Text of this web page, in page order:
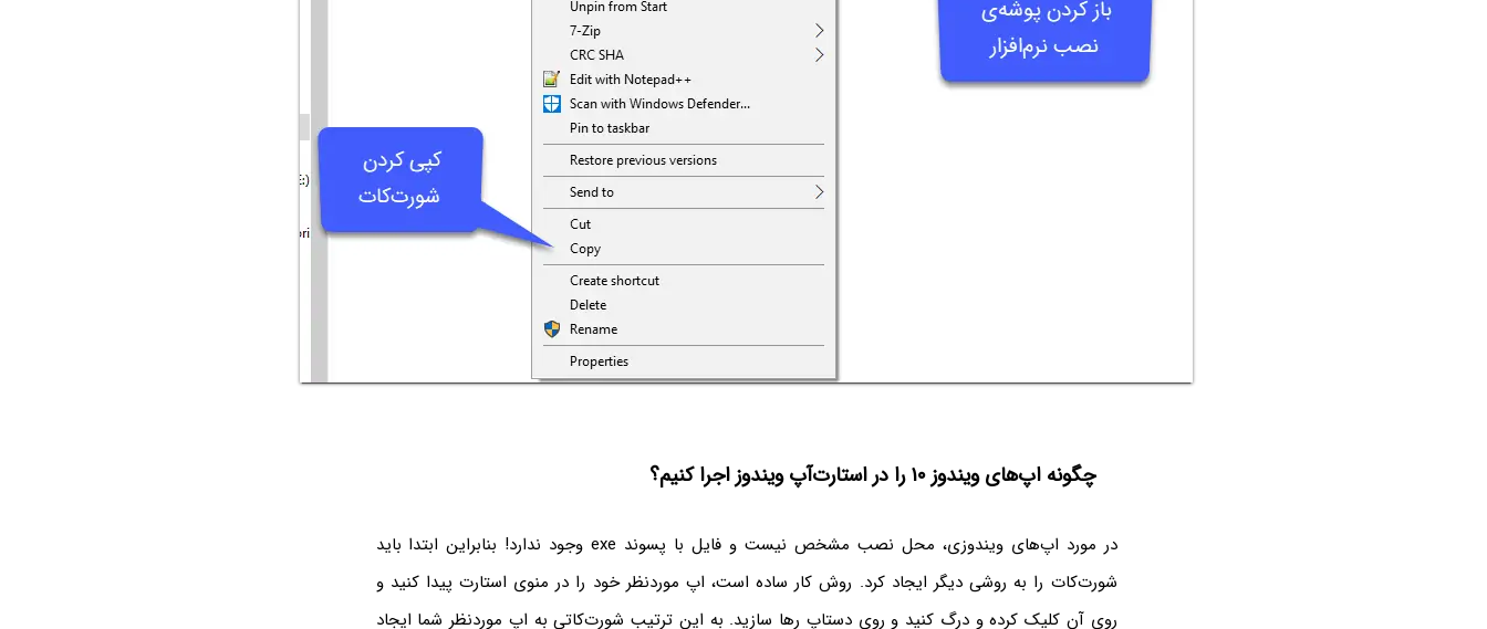
چگونه اپ‌های ویندوز ۱۰ را در استارت‌آپ ویندوز اجرا کنیم؟
در مورد اپ‌های ویندوزی، محل نصب مشخص نیست و فایل با پسوند exe وجود ندارد! بنابراین ابتدا باید
شورت‌کات را به روشی دیگر ایجاد کرد. روش کار ساده است، اپ موردنظر خود را در منوی استارت پیدا کنید و
روی آن کلیک کرده و درگ کنید و روی دستاپ رها سازید. به این ترتیب شورت‌کاتی به اپ موردنظر شما ایجاد